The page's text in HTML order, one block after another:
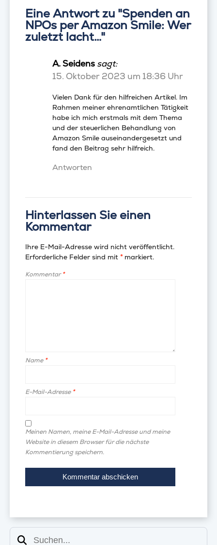
Eine Antwort zu "Spenden an
NPOs per Amazon Smile: Wer
zuletzt lacht…"
A. Seidens sagt:
15. Oktober 2023 um 18:36 Uhr
Vielen Dank für den hilfreichen Artikel. Im
Rahmen meiner ehrenamtlichen Tätigkeit
habe ich mich erstmals mit dem Thema
und der steuerlichen Behandlung von
Amazon Smile auseinandergesetzt und
fand den Beitrag sehr hilfreich.
Antworten
Hinterlassen Sie einen
Kommentar
Ihre E-Mail-Adresse wird nicht veröffentlicht.
Erforderliche Felder sind mit *markiert.
Kommentar*
Name *
E-Mail-Adresse *
Meinen Namen, meine E-Mail-Adresse und meine
Website in diesem Browser für die nächste
Kommentierung speichern.
Suchen